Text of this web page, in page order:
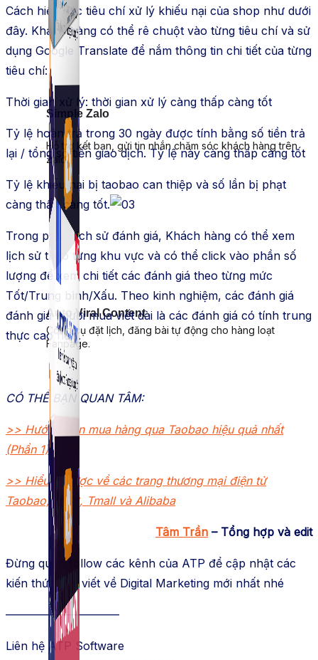
Auto Viral Content
Công cụ đặt lịch, đăng bài tự động cho hàng loạt
Fanpage.
Simple Zalo
Hỗ trợ kết bạn, gửi tin nhắn chăm sóc khách hàng trên
Zalo.
Cách hiểu các tiêu chí xử lý khiếu nại của shop như dưới
đây. Khách hàng có thể rê chuột vào từng tiêu chí và sử
dụng Google Translate để nắm thông tin chi tiết của từng
tiêu chí:
Thời gian xử lý: thời gian xử lý càng thấp càng tốt
Tỷ lệ hoàn trả trong 30 ngày được tính bằng số tiền trả
lại / tổng số tiền giao dịch. Tỷ lệ này càng thấp càng tốt
Tỷ lệ khiếu nại bị taobao can thiệp và số lần bị phạt
càng thấp càng tốt.
Trong phần lịch sử đánh giá, Khách hàng có thể xem
lịch sử theo từng khu vực và có thể click vào phần số
lượng để xem chi tiết các đánh giá theo từng mức
Tốt/Trung bình/Xấu. Theo kinh nghiệm, các đánh giá
đánh giá người mua viết dài là các đánh giá có tính trung
thực cao hơn.
CÓ THỂ BẠN QUAN TÂM:
>> Hướng dẫn mua hàng qua Taobao hiệu quả nhất
(Phần 1)
>> Hiểu sơ lược về các trang thương mại điện tử
Taobao, 1688, Tmall và Alibaba
Tâm Trần – Tổng hợp và edit
Đừng quên follow các kênh của ATP để cập nhật các
kiến thức, bài viết về Digital Marketing mới nhất nhé
——————————
Liên hệ ATP Software